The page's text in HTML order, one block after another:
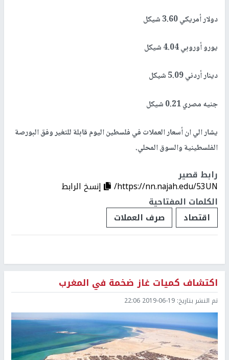
دولار أمريكي 3.60 شيكل
يورو أوروبي 4.04 شيكل
دينار أردني 5.09 شيكل
جنيه مصري 0.21 شيكل
يشار الي ان أسعار العملات في فلسطين اليوم قابلة للتغير وفق البورصة
الفلسطينية والسوق المحلي.
رابط قصير
https://nn.najah.edu/53UN/
إنسخ الرابط
الكلمات المفتاحية
اقتصاد
صرف العملات
اكتشاف كميات غاز ضخمة في المغرب
تم النشر بتاريخ: 2019-06-19 22:06